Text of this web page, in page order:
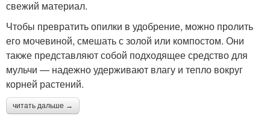
свежий материал.
Чтобы превратить опилки в удобрение, можно пролить
его мочевиной, смешать с золой или компостом. Они
также представляют собой подходящее средство для
мульчи — надежно удерживают влагу и тепло вокруг
корней растений.
читать дальше →